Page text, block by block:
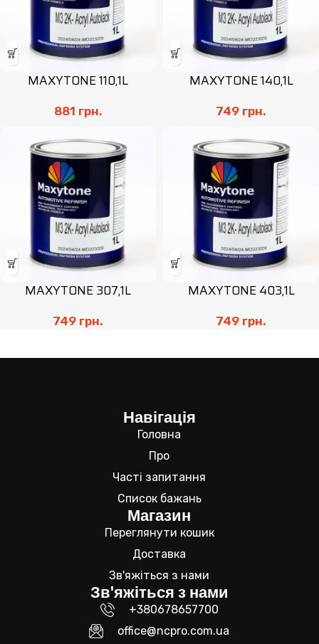
MAXYTONE 110,1L
881 грн.
MAXYTONE 140,1L
749 грн.
MAXYTONE 307,1L
749 грн.
MAXYTONE 403,1L
749 грн.
Навігація
Головна
Про
Часті запитання
Список бажань
Магазин
Переглянути кошик
Доставка
Зв'яжіться з нами
Зв'яжіться з нами
+380678657700
office@ncpro.com.ua